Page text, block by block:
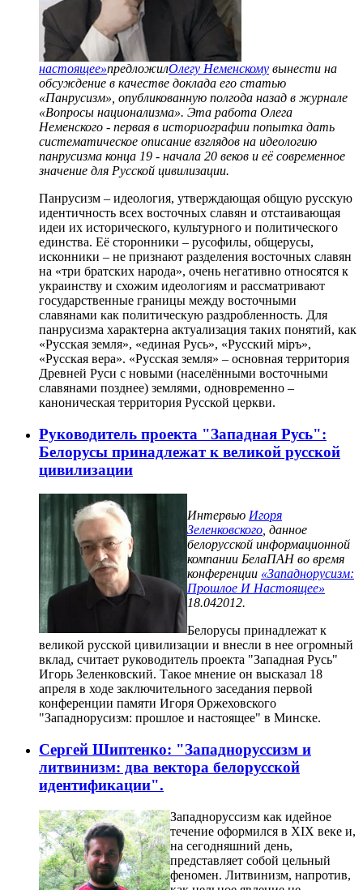
настоящее»предложилОлегу Неменскому вынести на
обсуждение в качестве доклада его статью
«Панрусизм», опубликованную полгода назад в журнале
«Вопросы национализма». Эта работа Олега
Неменского - первая в историографии попытка дать
систематическое описание взглядов на идеологию
панрусизма конца 19 - начала 20 веков и её современное
значение для Русской цивилизации.
Панрусизм – идеология, утверждающая общую русскую
идентичность всех восточных славян и отстаивающая
идеи их исторического, культурного и политического
единства. Её сторонники – русофилы, общерусы,
исконники – не признают разделения восточных славян
на «три братских народа», очень негативно относятся к
украинству и схожим идеологиям и рассматривают
государственные границы между восточными
славянами как политическую раздробленность. Для
панрусизма характерна актуализация таких понятий, как
«Русская земля», «единая Русь», «Русский міръ»,
«Русская вера». «Русская земля» – основная территория
Древней Руси с новыми (населёнными восточными
славянами позднее) землями, одновременно –
каноническая территория Русской церкви.
Руководитель проекта "Западная Русь":
Белорусы принадлежат к великой русской
цивилизации
Интервью Игоря
Зеленковского , данное
белорусской информационной
компании БелаПАН во время
конференции «Западнорусизм:
Прошлое И Настоящее»
18.042012.
Белорусы принадлежат к
великой русской цивилизации и внесли в нее огромный
вклад, считает руководитель проекта "Западная Русь"
Игорь Зеленковский. Такое мнение он высказал 18
апреля в ходе заключительного заседания первой
конференции памяти Игоря Оржеховского
"Западнорусизм: прошлое и настоящее" в Минске.
Сергей Шиптенко: "Западноруссизм и
литвинизм: два вектора белорусской
идентификации".
Западноруссизм как идейное
течение оформился в XIX веке и,
на сегодняшний день,
представляет собой цельный
феномен. Литвинизм, напротив,